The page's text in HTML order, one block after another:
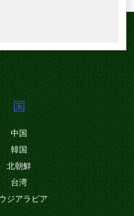
国
中国
韓国
北朝鮮
台湾
ジアラビア